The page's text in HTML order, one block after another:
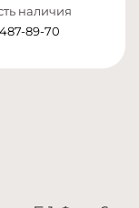
наличия
89-70